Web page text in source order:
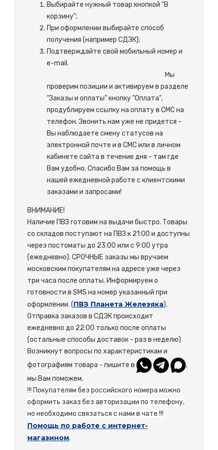
Выбирайте нужный товар кнопкой "В
корзину";
При оформлении выбирайте способ
получения (например СДЭК);
Подтверждайте свой мобильный номер и
e-mail.
Мы
проверим позиции и активируем в разделе
"Заказы и оплаты" кнопку "Оплата",
продублируем ссылку на оплату в СМС на
телефон. Звонить нам уже не придется -
Вы наблюдаете смену статусов на
электронной почте и в СМС или в личном
кабинете сайта в течение дня - там где
Вам удобно. Спасибо Вам за помощь в
нашей ежедневной работе с клиентскими
заказами и запросами!
ВНИМАНИЕ!
Наличие ПВЗ готовим на выдачи быстро. Товары
со складов поступают на ПВЗ к 21:00 и доступны
через постоматы до 23:00 или с 9:00 утра
(ежедневно). СРОЧНЫЕ заказы мы вручаем
московским покупателям на адресе уже через
три часа после оплаты. Информируем о
готовности в SMS на номер указанный при
оформлении. (ПВЗ Планета Железяка).
Отправка заказов в СДЭК происходит
ежедневно до 22:00 только после оплаты
(остальные способы доставок - раз в неделю)
Возникнут вопросы по характеристикам и
фотографиям товара - пишите в
,
мы Вам поможем.
!!! Покупателям без российского номера можно
оформить заказ без авторизации по телефону,
но необходимо связаться с нами в чате !!!
Помощь по работе с интернет-
магазином.